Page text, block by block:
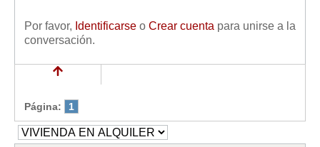
Por favor, Identificarse o Crear cuenta para unirse a la
conversación.
Página: 1